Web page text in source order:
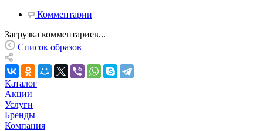
Комментарии
Загрузка комментариев...
Список образов
Каталог
Акции
Услуги
Бренды
Компания